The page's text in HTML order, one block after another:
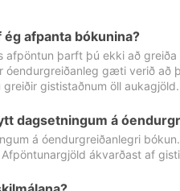
afpanta bókunina?
afpöntun þarft þú ekki að
óendurgreiðanleg gæti verið að
gististaðnum öll aukagjöld.
dagsetningum á
á óendurgreiðanlegri
ákvarðast af